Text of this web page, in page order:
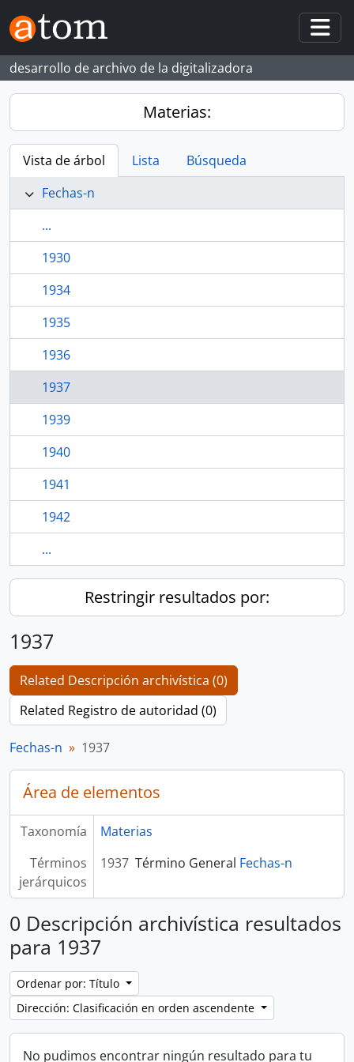
Skip to main content
desarrollo de archivo de la digitalizadora
Materias:
Vista de árbol Lista
Búsqueda
Fechas-n
...
1930
1934
1935
1936
1937
1939
1940
1941
1942
...
Restringir resultados por:
1937
Related Descripción archivística (0)
Related Registro de autoridad (0)
Fechas-n 1937
Área de elementos
Taxonomía
Materias
Términos
jerárquicos
1937 Término General Fechas-n
0 Descripción archivística resultados
para 1937
Ordenar por: Título
Dirección: Clasificación en orden ascendente
No pudimos encontrar ningún resultado para tu